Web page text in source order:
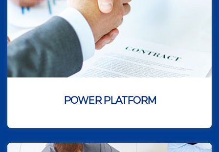
POWER PLATFORM